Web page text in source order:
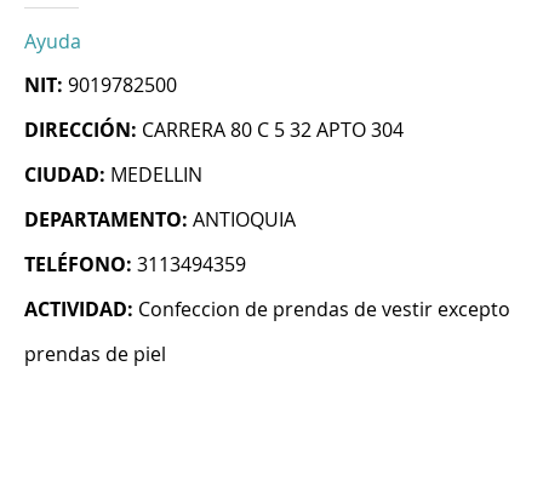
Ayuda
NIT: 9019782500
DIRECCIÓN: CARRERA 80 C 5 32 APTO 304
CIUDAD: MEDELLIN
DEPARTAMENTO: ANTIOQUIA
TELÉFONO: 3113494359
ACTIVIDAD: Confeccion de prendas de vestir excepto
prendas de piel